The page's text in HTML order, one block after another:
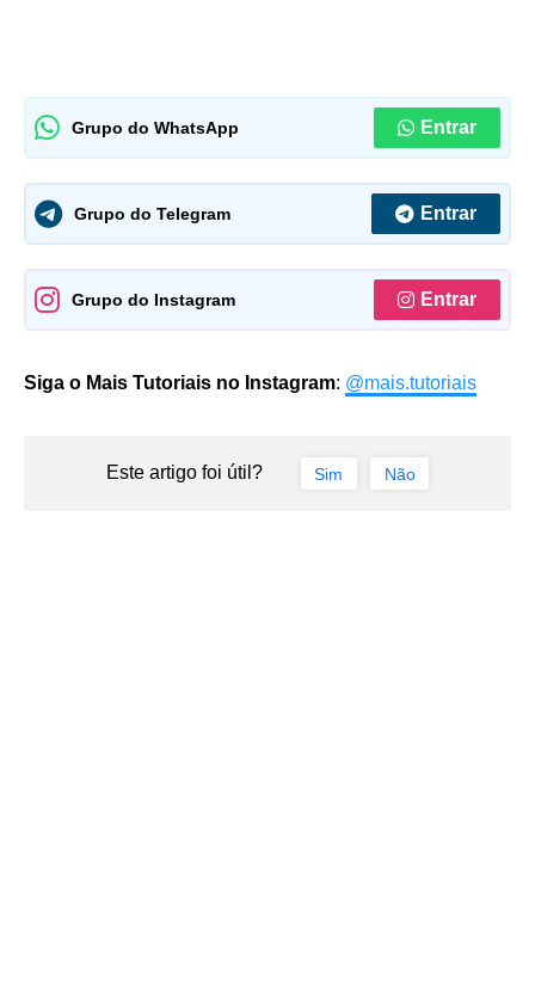
Grupo do WhatsApp Entrar
Grupo do Telegram Entrar
Grupo do Instagram Entrar
Siga o Mais Tutoriais no Instagram: @mais.tutoriais
Este artigo foi útil? Sim Não